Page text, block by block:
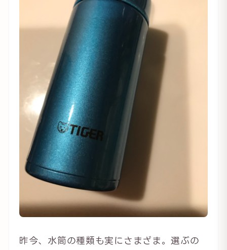
昨今、水筒の種類も実にさまざま。選ぶの